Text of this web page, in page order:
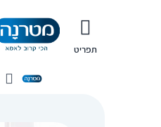
תפריט
בית